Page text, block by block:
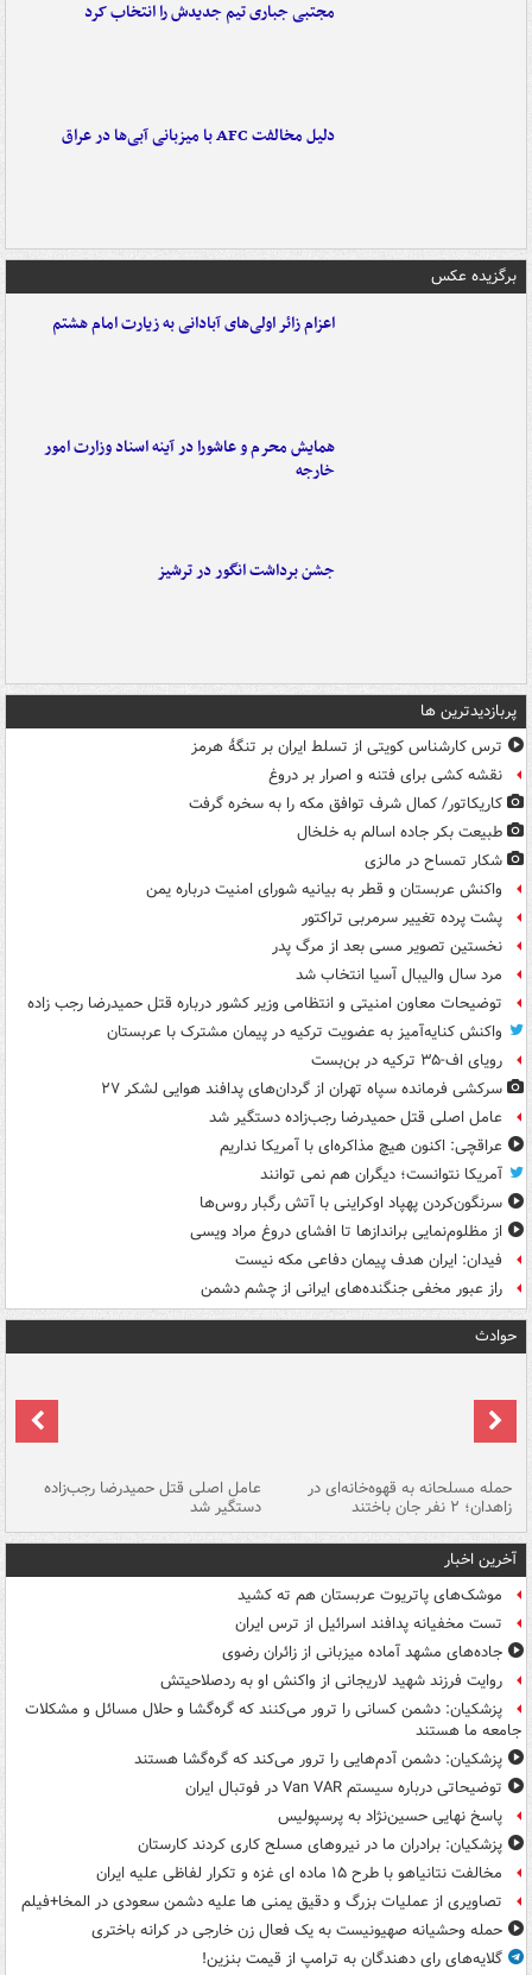
مجتبی جباری تیم جدیدش را انتخاب کرد
دلیل مخالفت AFC با میزبانی آبی‌ها در عراق
برگزیده عکس
اعزام زائر اولی‌های آبادانی به زیارت امام هشتم
همایش محرم و عاشورا در آینه اسناد وزارت امور
خارجه
جشن برداشت انگور در ترشیز
پربازدیدترین ها
ترس کارشناس کویتی از تسلط ایران بر تنگۀ هرمز
نقشه کشی برای فتنه و اصرار بر دروغ
کاریکاتور/ کمال شرف توافق مکه را به سخره گرفت
طبیعت بکر جاده اسالم به خلخال
شکار تمساح در مالزی
واکنش عربستان و قطر به بیانیه شورای امنیت درباره یمن
پشت پرده تغییر سرمربی تراکتور
نخستین تصویر مسی بعد از مرگ پدر
مرد سال والیبال آسیا انتخاب شد
توضیحات معاون امنیتی و انتظامی وزیر کشور درباره قتل حمیدرضا رجب زاده
واکنش کنایه‌آمیز به عضویت ترکیه در پیمان مشترک با عربستان
رویای اف-۳۵ ترکیه در بن‌بست
سرکشی فرمانده سپاه تهران از گردان‌های پدافند هوایی لشکر ۲۷
عامل اصلی قتل حمیدرضا رجب‌زاده دستگیر شد
عراقچی: اکنون هیچ مذاکره‌ای با آمریکا نداریم
آمریکا نتوانست؛ دیگران هم نمی توانند
سرنگون‌کردن پهپاد اوکراینی با آتش رگبار روس‌ها
از مظلوم‌نمایی براندازها تا افشای دروغ مراد ویسی
فیدان: ایران هدف پیمان دفاعی مکه نیست
راز عبور مخفی جنگنده‌های ایرانی از چشم دشمن
حوادث
حمله مسلحانه به قهوه‌خانه‌ای در
زاهدان؛ ۲ نفر جان باختند
عامل اصلی قتل حمیدرضا رجب‌زاده
دستگیر شد
آخرین اخبار
موشک‌های پاتریوت عربستان هم ته‌ کشید
تست مخفیانه پدافند اسرائیل از ترس ایران
جاده‌های مشهد آماده میزبانی از زائران رضوی
روایت فرزند شهید لاریجانی از واکنش او به ردصلاحیتش
پزشکیان: دشمن کسانی را ترور می‌کنند که گره‌گشا و حلال مسائل و مشکلات
جامعه ما هستند
پزشکیان: دشمن آدم‌هایی را ترور می‌کند که گره‌گشا هستند
توضیحاتی درباره سیستم Van VAR در فوتبال ایران
پاسخ نهایی حسین‌نژاد به پرسپولیس
پزشکیان: برادران ما در نیروهای مسلح کاری کردند کارستان
مخالفت نتانیاهو با طرح ۱۵ ماده ای غزه و تکرار لفاظی علیه ایران
تصاویری از عملیات بزرگ و دقیق یمنی ها علیه دشمن سعودی در المخا+فیلم
حمله وحشیانه صهیونیست به یک فعال زن خارجی در کرانه باختری
گلایه‌های رای دهندگان به ترامپ از قیمت بنزین!